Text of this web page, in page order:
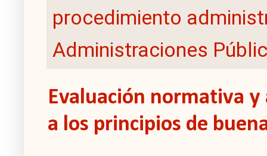
procedimiento
Administraciones
Evaluación normativa
a los principios de